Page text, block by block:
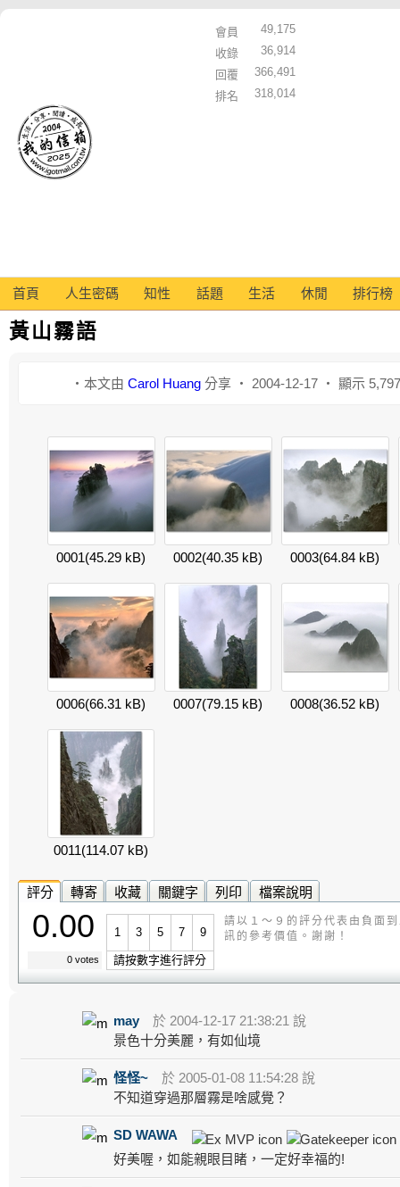
會員
49,175
收錄
36,914
回覆
366,491
排名
318,014
首頁 人生密碼 知性 話題 生活 休閒 排行榜
黃山霧語
‧本文由 Carol Huang 分享 ‧ 2004-12-17 ‧ 顯示
0001(45.29 kB) 0002(40.35 kB) 0003(64.84 kB)
0006(66.31 kB) 0007(79.15 kB) 0008(36.52 kB)
0011(114.07 kB)
評分 轉寄 收藏 關鍵字 列印 檔案說明
0.00
0 votes
1 3 5 7 9
請按數字進行評分
請以１～９的評分代表由負面
訊的參考價值。謝謝！
may
於 2004-12-17 21:38:21 說
景色十分美麗，有如仙境
怪怪~
於 2005-01-08 11:54:28 說
不知道穿過那層霧是啥感覺？
SD WAWA
好美喔，如能親眼目睹，一定好幸福的!